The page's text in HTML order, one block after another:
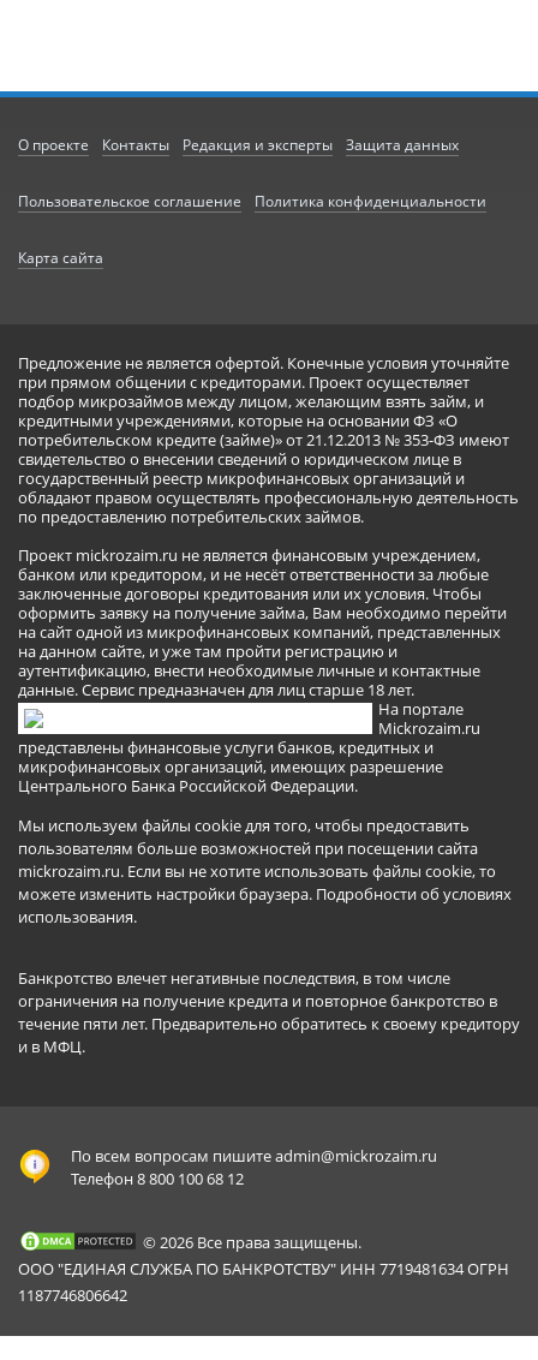
О проекте Контакты Редакция и эксперты Защита данных
Пользовательское соглашение Политика конфиденциальности
Карта сайта
Предложение не является офертой. Конечные условия уточняйте
при прямом общении с кредиторами. Проект осуществляет
подбор микрозаймов между лицом, желающим взять займ, и
кредитными учреждениями, которые на основании ФЗ «О
потребительском кредите (займе)» от 21.12.2013 № 353-ФЗ имеют
свидетельство о внесении сведений о юридическом лице в
государственный реестр микрофинансовых организаций и
обладают правом осуществлять профессиональную деятельность
по предоставлению потребительских займов.
Проект mickrozaim.ru не является финансовым учреждением,
банком или кредитором, и не несёт ответственности за любые
заключенные договоры кредитования или их условия. Чтобы
оформить заявку на получение займа, Вам необходимо перейти
на сайт одной из микрофинансовых компаний, представленных
на данном сайте, и уже там пройти регистрацию и
аутентификацию, внести необходимые личные и контактные
данные. Сервис предназначен для лиц старше 18 лет.
На портале
Mickrozaim.ru
представлены финансовые услуги банков, кредитных и
микрофинансовых организаций, имеющих разрешение
Центрального Банка Российской Федерации.
Мы используем файлы cookie для того, чтобы предоставить
пользователям больше возможностей при посещении сайта
mickrozaim.ru. Если вы не хотите использовать файлы cookie, то
можете изменить настройки браузера. Подробности об условиях
использования.
Банкротство влечет негативные последствия, в том числе
ограничения на получение кредита и повторное банкротство в
течение пяти лет. Предварительно обратитесь к своему кредитору
и в МФЦ.
По всем вопросам пишитеadmin@mickrozaim.ru
Телефон 8 800 100 68 12
© 2026 Все права защищены.
ООО "ЕДИНАЯ СЛУЖБА ПО БАНКРОТСТВУ" ИНН 7719481634 ОГРН
1187746806642